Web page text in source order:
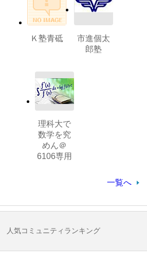
Ｋ塾青砥
市進個太
郎塾
理科大で
数学を究
めん＠
6106専用
一覧へ
人気コミュニティランキング